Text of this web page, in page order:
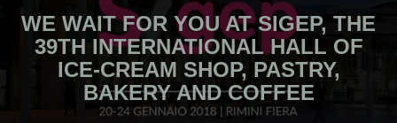
Storie da bar
News ed eventi
WE WAIT FOR YOU AT SIGEP, THE
39TH INTERNATIONAL HALL OF
ICE-CREAM SHOP, PASTRY,
BAKERY AND COFFEE